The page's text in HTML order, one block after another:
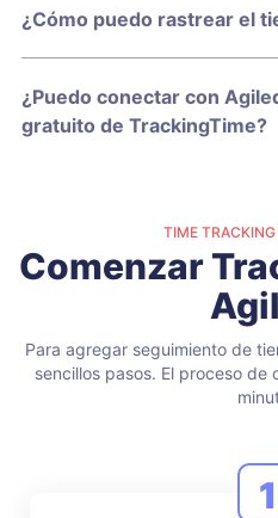
¿Cómo puedo rastrear el
¿Puedo conectar con
gratuito de TrackingTime?
TIME TRACKING
Comenzar
Para agregar seguimiento de
sencillos pasos. El proceso de
1